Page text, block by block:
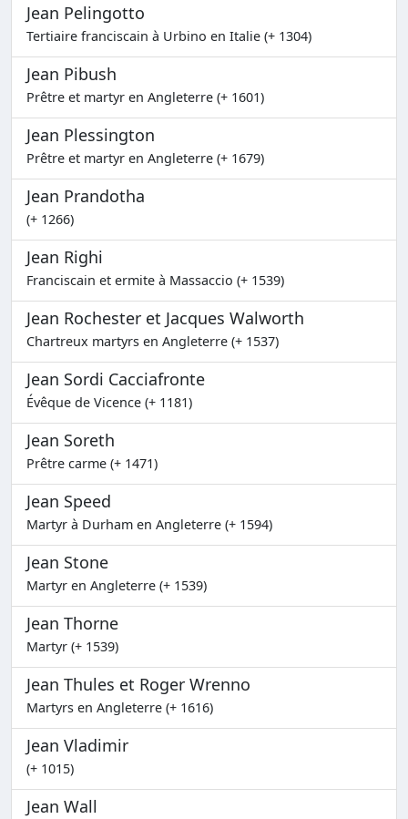
Jean Pelingotto
Tertiaire franciscain à Urbino en Italie (+ 1304)
Jean Pibush
Prêtre et martyr en Angleterre (+ 1601)
Jean Plessington
Prêtre et martyr en Angleterre (+ 1679)
Jean Prandotha
(+ 1266)
Jean Righi
Franciscain et ermite à Massaccio (+ 1539)
Jean Rochester et Jacques Walworth
Chartreux martyrs en Angleterre (+ 1537)
Jean Sordi Cacciafronte
Évêque de Vicence (+ 1181)
Jean Soreth
Prêtre carme (+ 1471)
Jean Speed
Martyr à Durham en Angleterre (+ 1594)
Jean Stone
Martyr en Angleterre (+ 1539)
Jean Thorne
Martyr (+ 1539)
Jean Thules et Roger Wrenno
Martyrs en Angleterre (+ 1616)
Jean Vladimir
(+ 1015)
Jean Wall